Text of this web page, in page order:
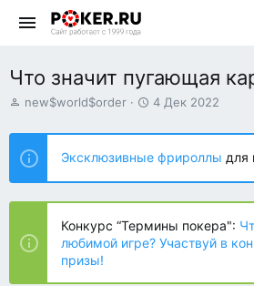
Что значит пугающая
А
т
о
р
т
е
ы
new$world$order
Д
т
н
а
ч
л
а
4 Дек 2022
Эксклюзивные фрироллы для
Конкурс “Термины покера":
любимой игре? Участвуй в
призы!